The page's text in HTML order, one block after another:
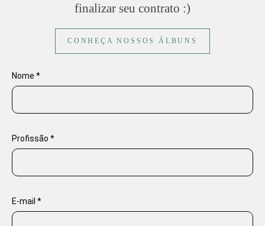
finalizar seu contrato :)
CONHEÇA NOSSOS ÁLBUNS
Nome *
Profissão *
E-mail *